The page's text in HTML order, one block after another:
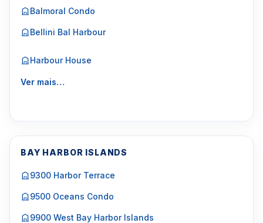
Balmoral Condo
Bellini Bal Harbour
Harbour House
Ver mais…
BAY HARBOR ISLANDS
9300 Harbor Terrace
9500 Oceans Condo
9900 West Bay Harbor Islands